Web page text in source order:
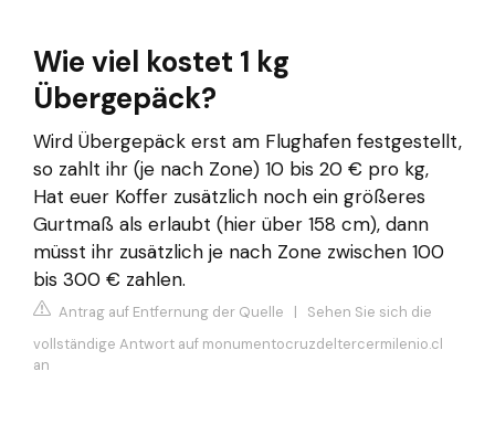
Wie viel kostet 1 kg
Übergepäck?
Wird Übergepäck erst am Flughafen festgestellt,
so zahlt ihr (je nach Zone) 10 bis 20 € pro kg,
Hat euer Koffer zusätzlich noch ein größeres
Gurtmaß als erlaubt (hier über 158 cm), dann
müsst ihr zusätzlich je nach Zone zwischen 100
bis 300 € zahlen.
Antrag auf Entfernung der Quelle | Sehen Sie sich die
vollständige Antwort auf monumentocruzdeltercermilenio.cl
an